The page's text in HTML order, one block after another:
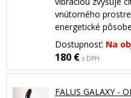
vnútorného
energetické
Dostupnosť: Na
180 € s DPH
FALUS GALAXY -